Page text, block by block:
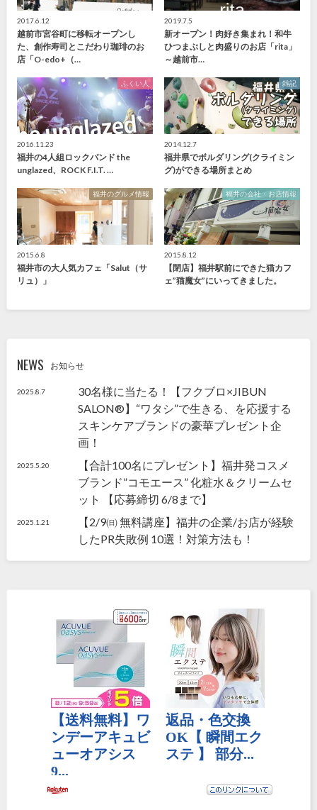
2017.6.12
越前市宮谷町に移転オープンし
た、創作寿司とこだわり珈琲のお
店「O-edo+（…
2019.7.5
新オープン！肉好き集まれ！和牛
ひつまぶしと肉盛りのお店「rita」
～越前市…
ふくい人
2016.11.23
福井の4人組ロックバンド the
unglazed、ROCK F.I.T. …
雑記
2014.12.7
福井県でボルダリング(クライミン
グ)ができる場所まとめ
福井のグルメ情報
2015.6.8
福井市の大人気カフェ「Salut（サ
リュ）」
福井の会社・お店情報
2015.8.12
【閉店】福井駅前にできた猫カフ
ェ”猫魔女”にいってきました。
NEWS お知らせ
2025.8.7
30名様に当たる！【フクブロ×JIBUN
SALON®】“ワタシ”で生きる、を応援する
スキンケアブランドの豪華プレゼント企
画！
2025.5.20
【合計100名にプレゼント】福井発コスメ
ブランド”コモエース” 化粧水＆クリームセ
ット 【応募締切 6/8まで】
2025.1.21
【2/9㈰ 無料講座】福井の企業/お店が経験
したPR失敗例 10選！対策方法も！